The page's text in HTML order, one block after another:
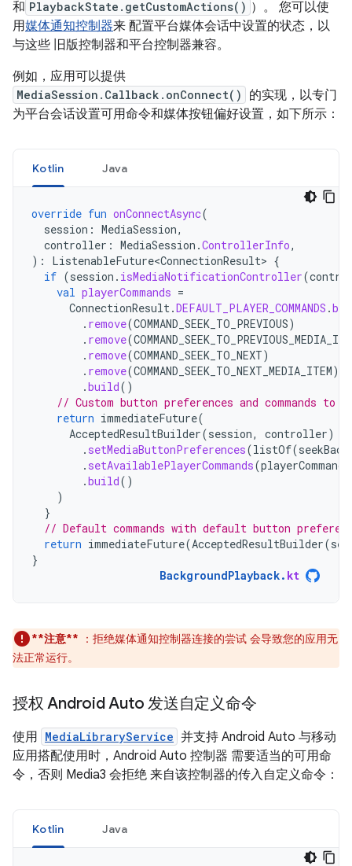
和 PlaybackState.getCustomActions() ）。 您可以使
用媒体通知控制器来 配置平台媒体会话中设置的状态，以
与这些 旧版控制器和平台控制器兼容。
例如，应用可以提供
MediaSession.Callback.onConnect()
的实现，以专门
为平台会话设置可用命令和媒体按钮偏好设置，如下所示：
Kotlin Java
override fun onConnectAsync(
session : MediaSession,
controller : MediaSession .ControllerInfo,
):
ListenableFuture<ConnectionResult> {
if (session . isMediaNotificationController(
val playerCommands =
ConnectionResult.DEFAULT_PLAYER_COMMANDS .
. remove(COMMAND_SEEK_TO_PREVIOUS)
. remove(
. remove(COMMAND_SEEK_TO_NEXT)
. remove(COMMAND_SEEK_TO_NEXT_MEDIA_ITEM)
.build()
// Custom button preferences and commands
return immediateFuture(
AcceptedResultBuilder(session, controller)
. setMediaButtonPreferences(listOf(
. setAvailablePlayerCommands(playerCommands
.build()
)
}
// Default commands with default button
return immediateFuture(AcceptedResultBuilder(
}
BackgroundPlayback. kt
**注意** ：拒绝媒体通知控制器连接的尝试 会导致您的应用无
法正常运行。
授权 Android Auto 发送自定义命令
使用 MediaLibraryService 并支持 Android Auto 与移动
应用搭配使用时，Android Auto 控制器 需要适当的可用命
令，否则 Media3 会拒绝 来自该控制器的传入自定义命令：
Kotlin Java